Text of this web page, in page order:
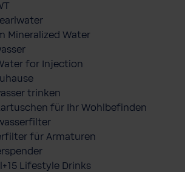
Mineralized Water
for Injection
trinken
für Ihr Wohlbefinden
für Armaturen
Lifestyle Drinks